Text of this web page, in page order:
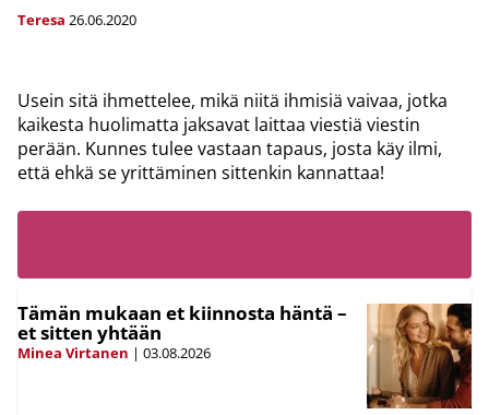
Teresa 26.06.2020
Usein sitä ihmettelee, mikä niitä ihmisiä vaivaa, jotka
kaikesta huolimatta jaksavat laittaa viestiä viestin
perään. Kunnes tulee vastaan tapaus, josta käy ilmi,
että ehkä se yrittäminen sittenkin kannattaa!
Tämän mukaan et kiinnosta häntä –
et sitten yhtään
Minea Virtanen | 03.08.2026